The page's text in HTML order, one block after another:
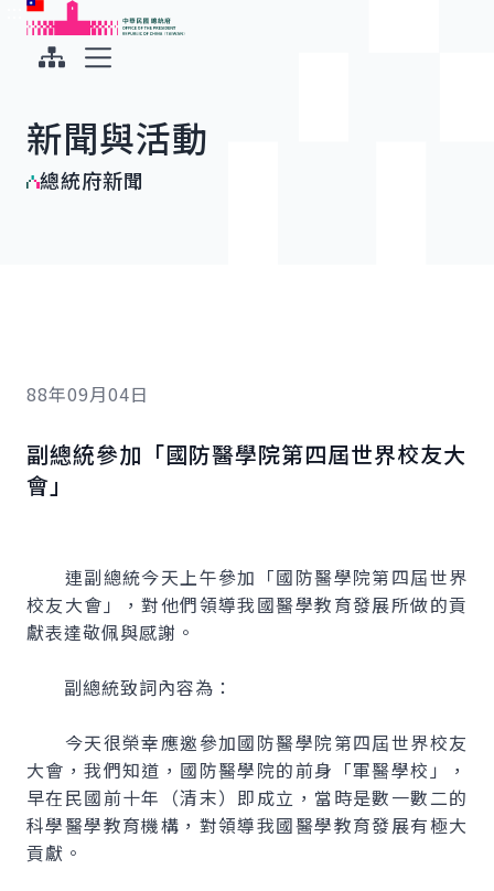
跳到主要內容
中華民國總統府
新聞與活動
總統府新聞
88年09月04日
副總統參加「國防醫學院第四屆世界校友大
會」
連副總統今天上午參加「國防醫學院第四屆世界
校友大會」，對他們領導我國醫學教育發展所做的貢
獻表達敬佩與感謝。
副總統致詞內容為：
今天很榮幸應邀參加國防醫學院第四屆世界校友
大會，我們知道，國防醫學院的前身「軍醫學校」，
早在民國前十年（清末）即成立，當時是數一數二的
科學醫學教育機構，對領導我國醫學教育發展有極大
貢獻。